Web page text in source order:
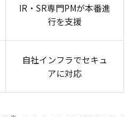
IR・SR専門PMが本番進
行を支援
自社インフラでセキュ
アに対応